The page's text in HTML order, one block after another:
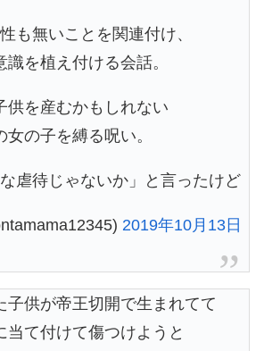
も無いことを関連付け、
識を植え付ける会話。
供を産むかもしれない
女の子を縛る呪い。
虐待じゃないか」と言ったけど
2019年10月13日
子供が帝王切開で生まれてて
当て付けて傷つけようと